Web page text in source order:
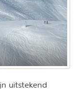
uitstekend